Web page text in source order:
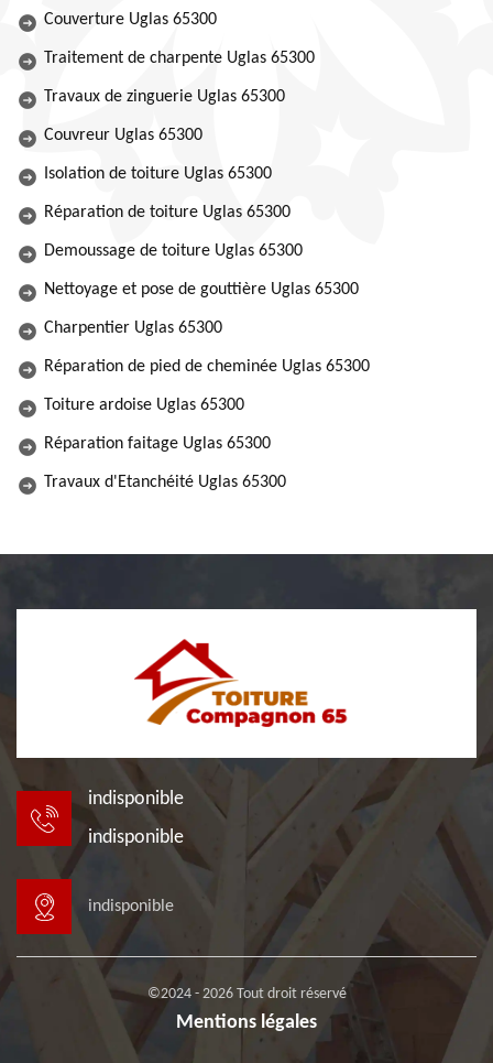
Couverture Uglas 65300
Traitement de charpente Uglas 65300
Travaux de zinguerie Uglas 65300
Couvreur Uglas 65300
Isolation de toiture Uglas 65300
Réparation de toiture Uglas 65300
Demoussage de toiture Uglas 65300
Nettoyage et pose de gouttière Uglas 65300
Charpentier Uglas 65300
Réparation de pied de cheminée Uglas 65300
Toiture ardoise Uglas 65300
Réparation faitage Uglas 65300
Travaux d'Etanchéité Uglas 65300
indisponible
indisponible
indisponible
©2024 - 2026 Tout droit réservé
Mentions légales